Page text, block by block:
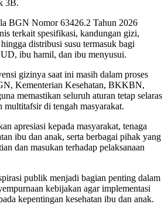
3B.
BGN Nomor 63426.2 Tahun 2026
terkait spesifikasi, kandungan gizi,
distribusi susu termasuk bagi
ibu hamil, dan ibu menyusui.
gizinya saat ini masih dalam proses
Kementerian Kesehatan, BKKBN,
memastikan seluruh aturan tetap selaras
multitafsir di tengah masyarakat.
apresiasi kepada masyarakat, tenaga
ibu dan anak, serta berbagai pihak yang
dan masukan terhadap pelaksanaan
publik menjadi bagian penting dalam
kebijakan agar implementasi
kepentingan kesehatan ibu dan anak.